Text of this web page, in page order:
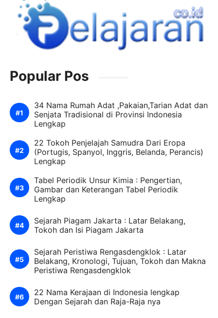
Popular Pos
34 Nama Rumah Adat ,Pakaian,Tarian Adat dan
Senjata Tradisional di Provinsi Indonesia
Lengkap
22 Tokoh Penjelajah Samudra Dari Eropa
(Portugis, Spanyol, Inggris, Belanda, Perancis)
Lengkap
Tabel Periodik Unsur Kimia : Pengertian,
Gambar dan Keterangan Tabel Periodik
Lengkap
Sejarah Piagam Jakarta : Latar Belakang,
Tokoh dan Isi Piagam Jakarta
Sejarah Peristiwa Rengasdengklok : Latar
Belakang, Kronologi, Tujuan, Tokoh dan Makna
Peristiwa Rengasdengklok
22 Nama Kerajaan di Indonesia lengkap
Dengan Sejarah dan Raja-Raja nya